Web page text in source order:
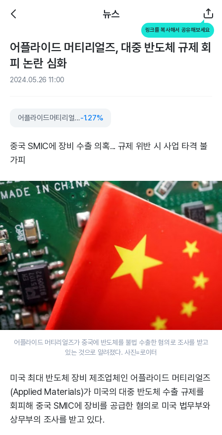
뉴스
링크를 복사해서 공유해보세요
어플라이드 머티리얼즈, 대중 반도체 규제 회
피 논란 심화
2024.05.26 11:00
어플라이드머티리얼스-1.27%
중국 SMIC에 장비 수출 의혹... 규제 위반 시 사업 타격 불
가피
어플라이드 머티리얼즈가 중국에 반도체를 불법 수출한 혐의로 조사를 받고
있는 것으로 알려졌다. 사진=로이터
미국 최대 반도체 장비 제조업체인 어플라이드 머티리얼즈
(Applied Materials)가 미국의 대중 반도체 수출 규제를
회피해 중국 SMIC에 장비를 공급한 혐의로 미국 법무부와
상무부의 조사를 받고 있다.